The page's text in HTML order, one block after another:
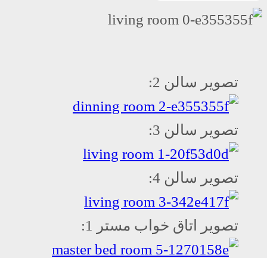
تصویر سالن 2:
تصویر سالن 3:
تصویر سالن 4:
تصویر اتاق خواب مستر 1: